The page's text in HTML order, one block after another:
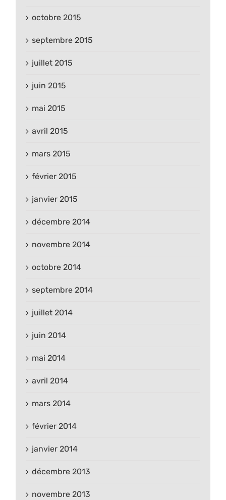
octobre 2015
septembre 2015
juillet 2015
juin 2015
mai 2015
avril 2015
mars 2015
février 2015
janvier 2015
décembre 2014
novembre 2014
octobre 2014
septembre 2014
juillet 2014
juin 2014
mai 2014
avril 2014
mars 2014
février 2014
janvier 2014
décembre 2013
novembre 2013